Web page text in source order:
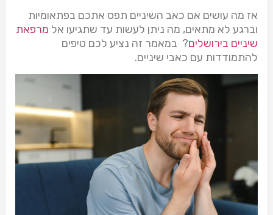
אז מה עושים אם כאב השיניים תפס אתכם בפתאומיות
וברגע לא מתאים, מה ניתן לעשות עד שתגיעו אל מרפאת
שיניים בירושלים? במאמר זה נציע לכם טיפים
להתמודדות עם כאבי שיניים.